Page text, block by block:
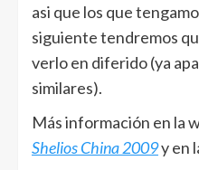
asi que los que
siguiente tendremos
verlo en diferido (ya
similares).
Más información en la
Shelios China 2009y en